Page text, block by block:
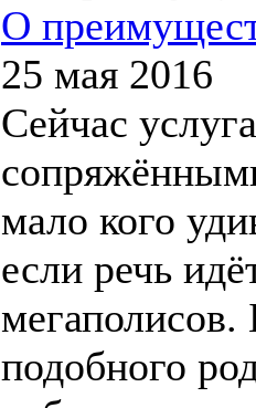
О
25 мая 2016
Сейчас
мало кого
если речь
мегаполисов.
подобного